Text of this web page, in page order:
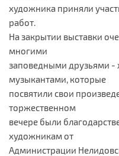
художника приняли
работ.
На закрытии выставки
многими
заповедными друзьями -
музыкантами, которые
посвятили свои
торжественном
вечере были
художникам от
Администрации